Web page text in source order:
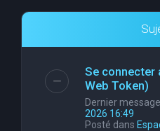
Se connecter
Web Token)
Dernier
2026 16:49
Posté dans